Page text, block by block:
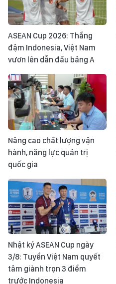
ASEAN Cup 2026: Thắng
đậm Indonesia, Việt Nam
vươn lên dẫn đầu bảng A
Nâng cao chất lượng vận
hành, năng lực quản trị
quốc gia
Nhật ký ASEAN Cup ngày
3/8: Tuyển Việt Nam quyết
tâm giành trọn 3 điểm
trước Indonesia